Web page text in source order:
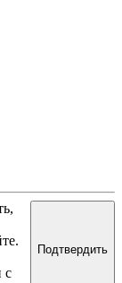
с
Подтвердить